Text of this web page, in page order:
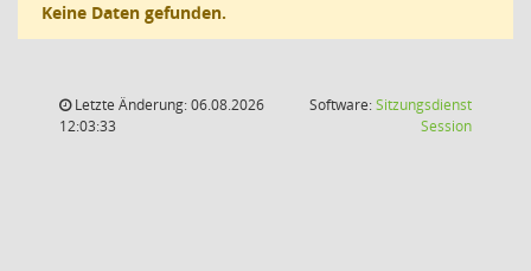
Keine Daten gefunden.
Letzte Änderung: 06.08.2026
12:03:33
Software:Sitzungsdienst
Session(Wird in